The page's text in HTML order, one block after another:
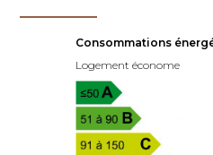
Consommations
Logement économe